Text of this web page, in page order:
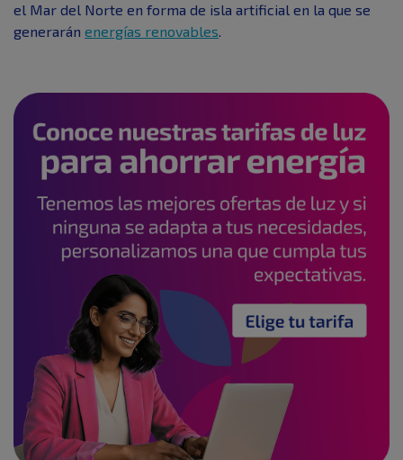
el Mar del Norte en forma de isla artificial en la que se
generarán energías renovables.